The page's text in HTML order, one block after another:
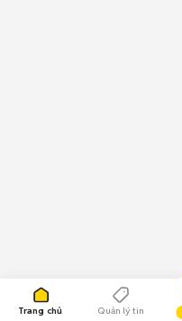
Trang chủ Quản lý tin